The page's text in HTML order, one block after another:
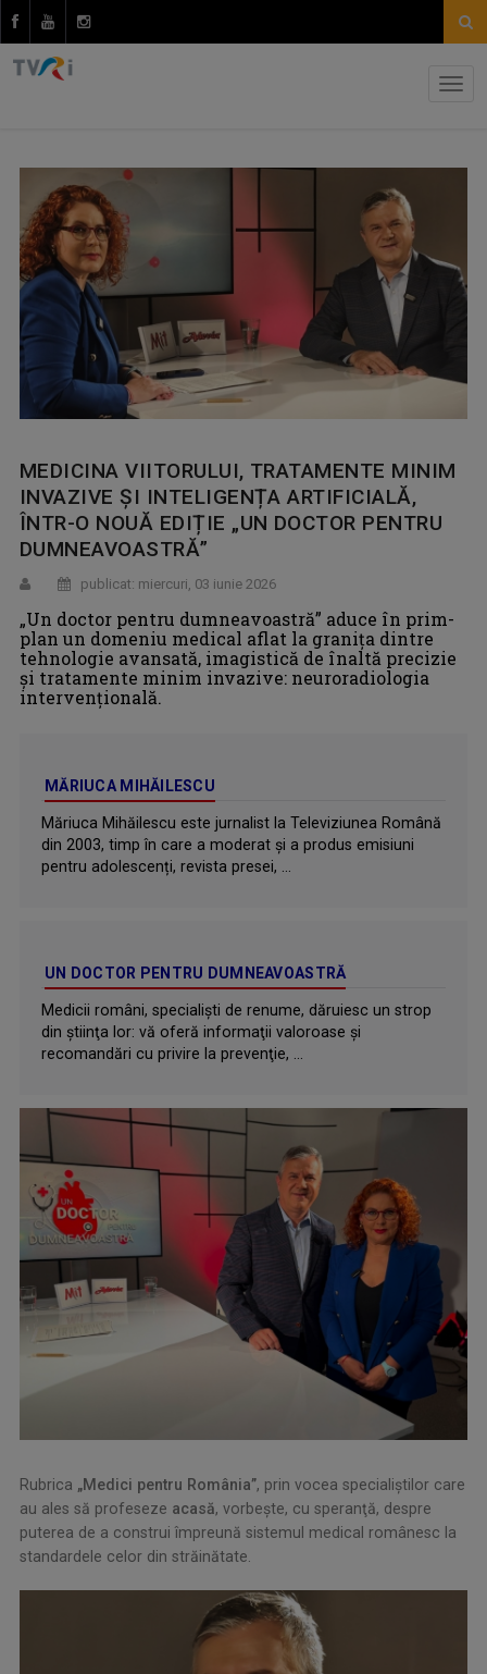
MEDICINA VIITORULUI, TRATAMENTE MINIM
INVAZIVE ȘI INTELIGENȚA ARTIFICIALĂ,
ÎNTR-O NOUĂ EDIȚIE „UN DOCTOR PENTRU
DUMNEAVOASTRĂ”
publicat: miercuri, 03 iunie 2026
„Un doctor pentru dumneavoastră” aduce în prim-
plan un domeniu medical aflat la granița dintre
tehnologie avansată, imagistică de înaltă precizie
și tratamente minim invazive: neuroradiologia
intervențională.
MĂRIUCA MIHĂILESCU
Măriuca Mihăilescu este jurnalist la Televiziunea Română
din 2003, timp în care a moderat şi a produs emisiuni
pentru adolescenți, revista presei, ...
UN DOCTOR PENTRU DUMNEAVOASTRĂ
Medicii români, specialiști de renume, dăruiesc un strop
din ştiinţa lor: vă oferă informaţii valoroase şi
recomandări cu privire la prevenţie, ...
Rubrica „Medici pentru România”, prin vocea specialiştilor care
au ales să profeseze acasă, vorbeşte, cu speranţă, despre
puterea de a construi împreună sistemul medical românesc la
standardele celor din străinătate.